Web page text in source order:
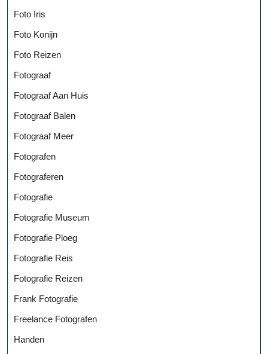
Foto Iris
Foto Konijn
Foto Reizen
Fotograaf
Fotograaf Aan Huis
Fotograaf Balen
Fotograaf Meer
Fotografen
Fotograferen
Fotografie
Fotografie Museum
Fotografie Ploeg
Fotografie Reis
Fotografie Reizen
Frank Fotografie
Freelance Fotografen
Handen